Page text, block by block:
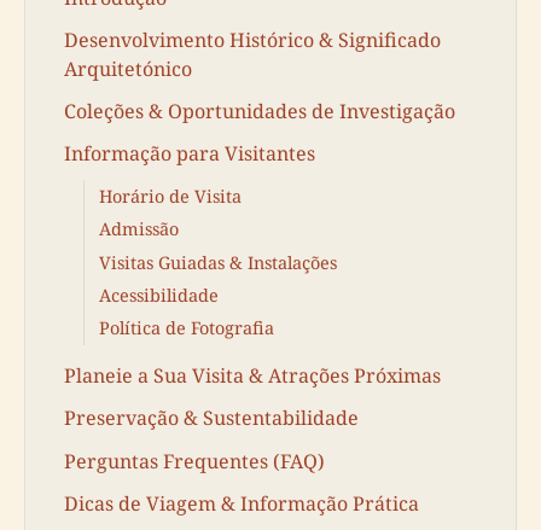
Desenvolvimento Histórico & Significado
Arquitetónico
Coleções & Oportunidades de Investigação
Informação para Visitantes
Horário de Visita
Admissão
Visitas Guiadas & Instalações
Acessibilidade
Política de Fotografia
Planeie a Sua Visita & Atrações Próximas
Preservação & Sustentabilidade
Perguntas Frequentes (FAQ)
Dicas de Viagem & Informação Prática